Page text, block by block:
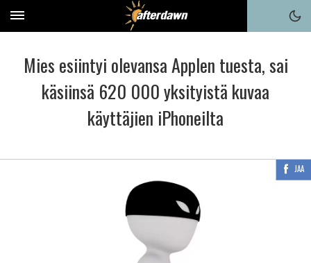
Mies esiintyi olevansa Applen tuesta, sai
käsiinsä 620 000 yksityistä kuvaa
käyttäjien iPhoneilta
JAA